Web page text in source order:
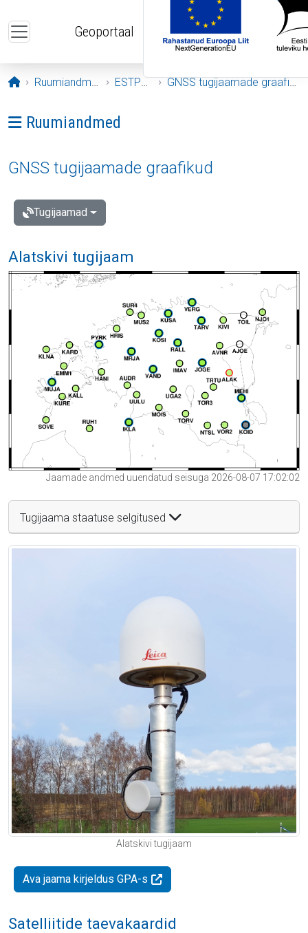
Geoportaal
Avaleht
Ruumiandmed ESTPOS GNSS tugijaamade graafikud
Ava menüü: Ruumiandmed
Ruumiandmed
GNSS tugijaamade graafikud
Tugijaamad
Alatskivi tugijaam
Jaamade andmed uuendatud seisuga 2026-08-07 17:02:02
Tugijaama staatuse selgitused
Alatskivi tugijaam
Ava jaama kirjeldus GPA-s
Satelliitide taevakaardid